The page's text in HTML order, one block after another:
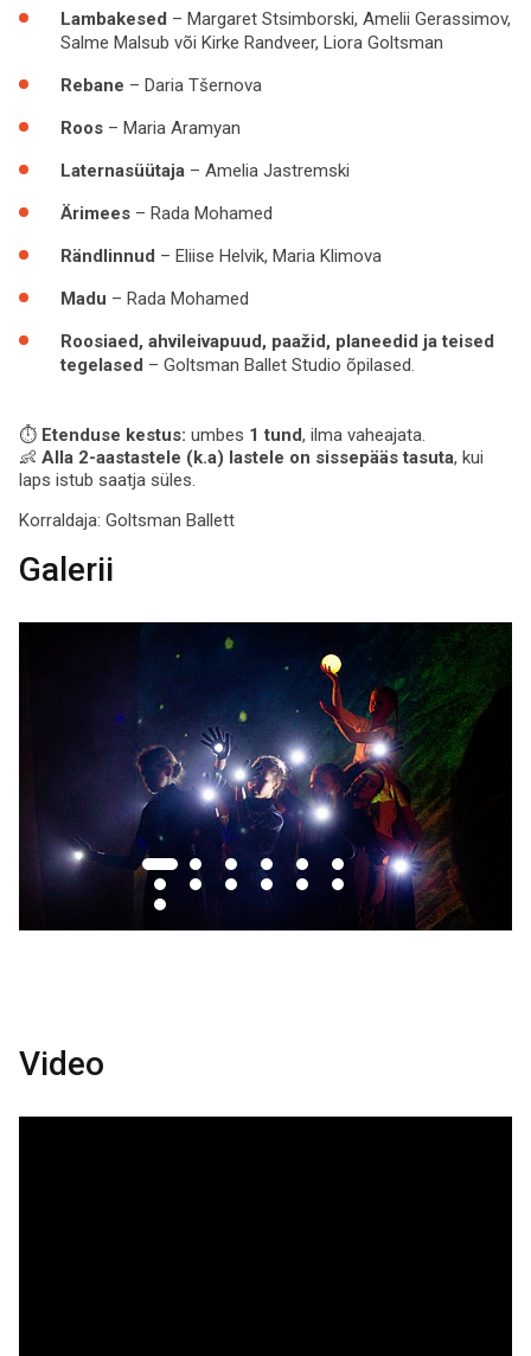
Lambakesed – Margaret Stsimborski, Amelii Gerassimov,
Salme Malsub või Kirke Randveer, Liora Goltsman
Rebane – Daria Tšernova
Roos – Maria Aramyan
Laternasüütaja – Amelia Jastremski
Ärimees – Rada Mohamed
Rändlinnud – Eliise Helvik, Maria Klimova
Madu – Rada Mohamed
Roosiaed, ahvileivapuud, paažid, planeedid ja teised
tegelased – Goltsman Ballet Studio õpilased.
⏱️ Etenduse kestus: umbes 1 tund, ilma vaheajata.
👶 Alla 2-aastastele (k.a) lastele on sissepääs tasuta, kui
laps istub saatja süles.
Korraldaja: Goltsman Ballett
Galerii
Video